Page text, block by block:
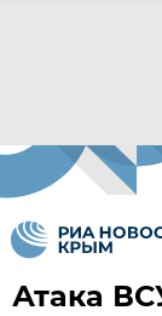
Атака